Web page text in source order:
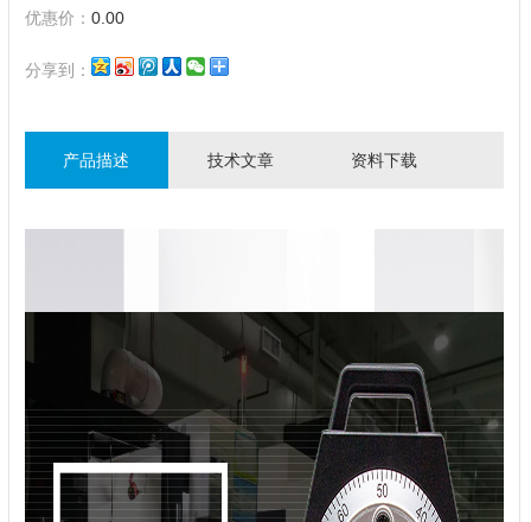
优惠价： 0.00
分享到：
产品描述 技术文章 资料下载